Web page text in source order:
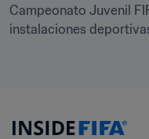
Campeonato Juvenil
instalaciones